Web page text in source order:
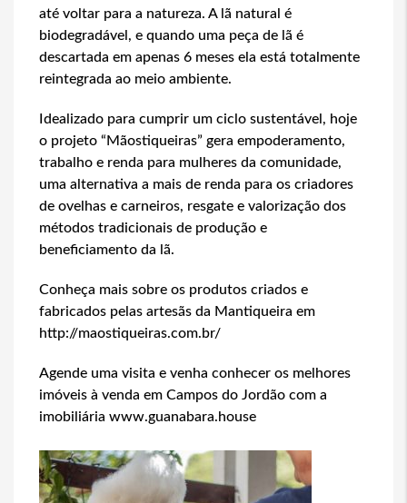
até voltar para a natureza. A lã natural é
biodegradável, e quando uma peça de lã é
descartada em apenas 6 meses ela está totalmente
reintegrada ao meio ambiente.
Idealizado para cumprir um ciclo sustentável, hoje
o projeto “Mãostiqueiras” gera empoderamento,
trabalho e renda para mulheres da comunidade,
uma alternativa a mais de renda para os criadores
de ovelhas e carneiros, resgate e valorização dos
métodos tradicionais de produção e
beneficiamento da lã.
Conheça mais sobre os produtos criados e
fabricados pelas artesãs da Mantiqueira em
http://maostiqueiras.com.br/
Agende uma visita e venha conhecer os melhores
imóveis à venda em Campos do Jordão com a
imobiliária www.guanabara.house